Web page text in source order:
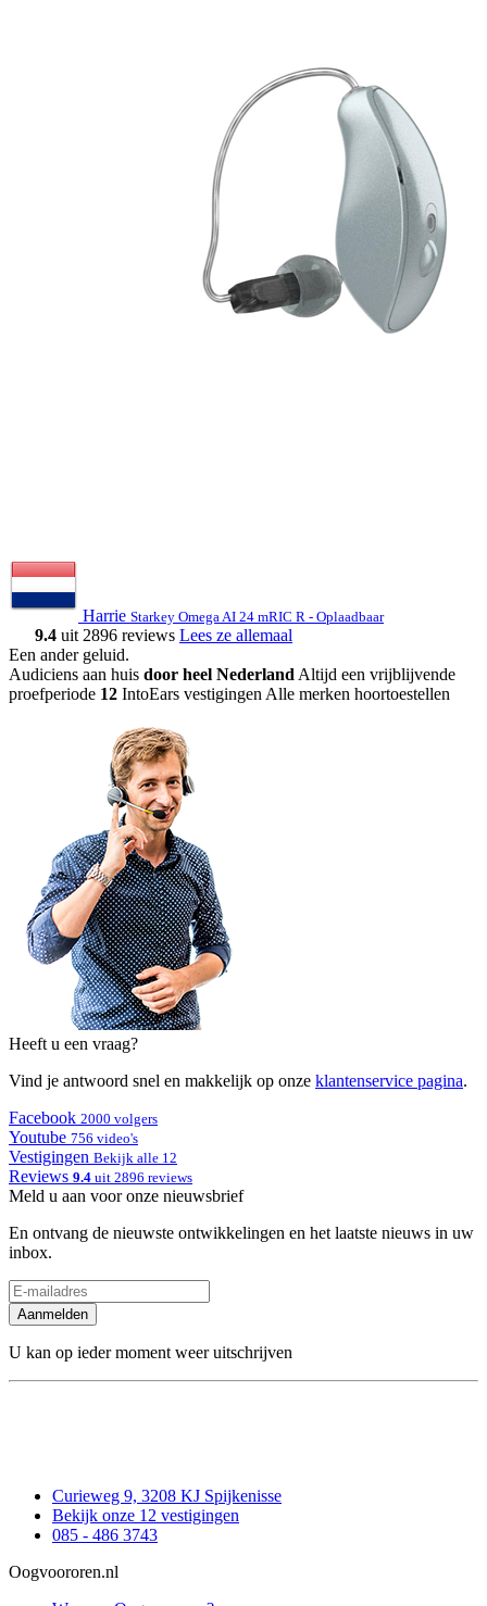
Harrie Starkey Omega AI 24 mRIC R - Oplaadbaar
9.4 uit 2896 reviews Lees ze allemaal
Een ander geluid.
Audiciens aan huis door heel Nederland Altijd een vrijblijvende
proefperiode 12 IntoEars vestigingen Alle merken hoortoestellen
Heeft u een vraag?
Vind je antwoord snel en makkelijk op onze klantenservice pagina.
Facebook 2000 volgers
Youtube 756 video's
Vestigingen Bekijk alle 12
Reviews 9.4 uit 2896 reviews
Meld u aan voor onze nieuwsbrief
En ontvang de nieuwste ontwikkelingen en het laatste nieuws in uw
inbox.
Aanmelden
U kan op ieder moment weer uitschrijven
Curieweg 9, 3208 KJ Spijkenisse
Bekijk onze 12 vestigingen
085 - 486 3743
Oogvoororen.nl